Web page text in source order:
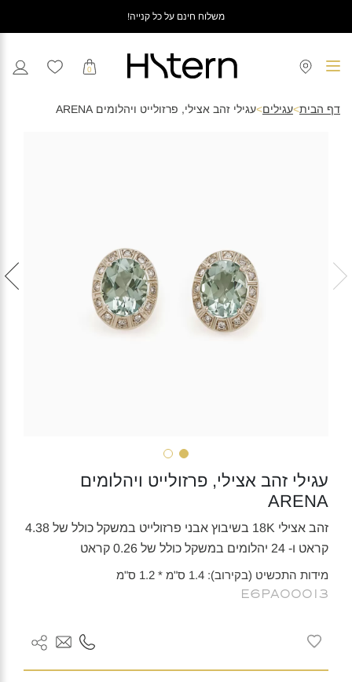
משלוח חינם על כל קנייה!
0
דף הבית>עגילים>עגילי זהב אצילי, פרזולייט ויהלומים ARENA
עגילי זהב אצילי, פרזולייט ויהלומים
ARENA
זהב אצילי 18K בשיבוץ אבני פרזולייט במשקל כולל של 4.38
קראט ו- 24 יהלומים במשקל כולל של 0.26 קראט
מידות התכשיט (בקירוב): 1.4 ס"מ * 1.2 ס"מ
E6PA00013